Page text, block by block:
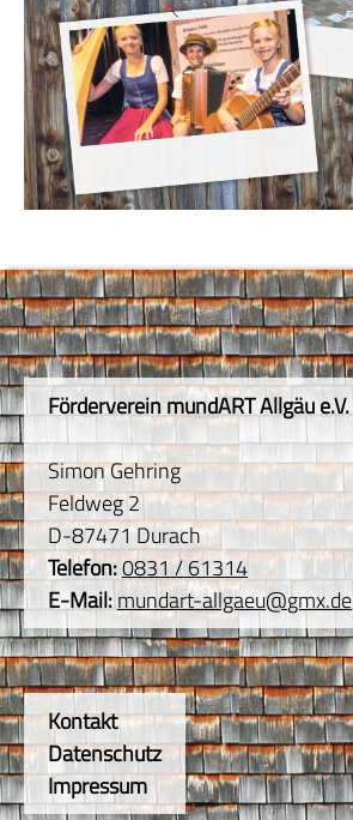
Förderverein mundART Allgäu e.V.
Simon Gehring
Feldweg 2
D-87471 Durach
Telefon:0831 / 61314
E-Mail:mundart-allgaeu@gmx.de
Kontakt
Datenschutz
Impressum